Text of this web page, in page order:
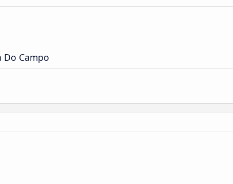
Do Campo